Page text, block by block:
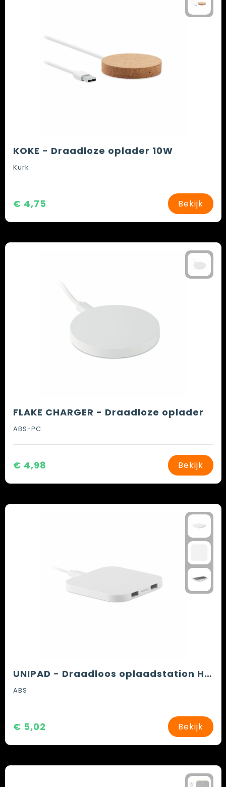
KOKE - Draadloze oplader 10W
Kurk
€ 4,75 Bekijk
FLAKE CHARGER - Draadloze oplader
ABS-PC
€ 4,98 Bekijk
UNIPAD - Draadloos oplaadstation HUB
ABS
€ 5,02 Bekijk